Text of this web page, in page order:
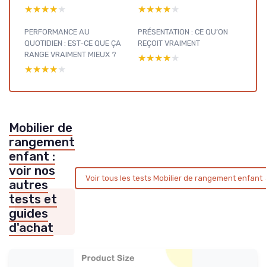
★★★★★
★★★★★ ★★★★★
★★★★★
PERFORMANCE AU
QUOTIDIEN : EST-CE QUE ÇA
RANGE VRAIMENT MIEUX ?
★★★★★
★★★★★
PRÉSENTATION : CE QU’ON
REÇOIT VRAIMENT
★★★★★
★★★★★
Mobilier de
rangement
enfant :
voir nos
autres
tests et
guides
d'achat
Voir tous les tests Mobilier de rangement